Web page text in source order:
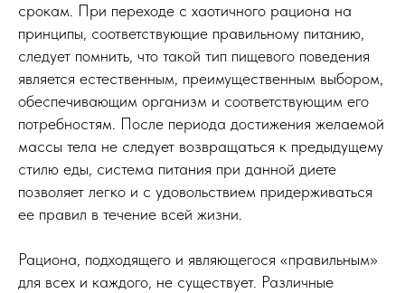
срокам. При переходе с хаотичного рациона на
принципы, соответствующие правильному питанию,
следует помнить, что такой тип пищевого поведения
является естественным, преимущественным выбором,
обеспечивающим организм и соответствующим его
потребностям. После периода достижения желаемой
массы тела не следует возвращаться к предыдущему
стилю еды, система питания при данной диете
позволяет легко и с удовольствием придерживаться
ее правил в течение всей жизни.
Рациона, подходящего и являющегося «правильным»
для всех и каждого, не существует. Различные